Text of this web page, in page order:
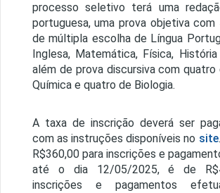
processo seletivo terá uma
portuguesa, uma prova objetiva
de múltipla escolha de Língua
Inglesa, Matemática, Física,
além de prova discursiva com
Química e quatro de Biologia.
A taxa de inscrição deverá ser
com as instruções disponíveis no site
R$360,00 para inscrições e
até o dia 12/05/2025, é de
inscrições e pagamentos